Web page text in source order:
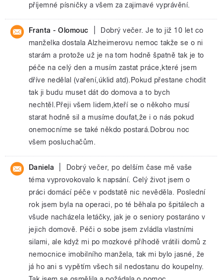
příjemné písničky a všem za zajimavé vyprávění.
Franta - Olomouc
Dobrý večer. Je to již 10 let co
manželka dostala Alzheimerovu nemoc takže se o ni
starám a protože už je na tom hodně špatně tak je to
péče na celý den a musím zastat práce,které jsem
dříve nedělal (vaření,úklid atd).Pokud přestane chodit
tak ji budu muset dát do domova a to bych
nechtěl.Přeji všem lidem,kteří se o někoho musí
starat hodně sil a musíme doufat,že i o nás pokud
onemocníme se také někdo postará.Dobrou noc
všem posluchačům.
Daniela
Dobrý večer, po delším čase mě vaše
téma vyprovokovalo k napsání. Celý život jsem o
práci domácí péče v podstatě nic nevěděla. Poslední
rok jsem byla na operaci, po té běhala po špitálech a
všude nacházela letáčky, jak je o seniory postaráno v
jejich domově. Péči o sobe jsem zvládla vlastními
silami, ale když mi po mozkové příhodě vrátili domů z
nemocnice imobilního manžela, tak mi bylo jasné, že
já ho ani s vypětím všech sil nedostanu do koupelny.